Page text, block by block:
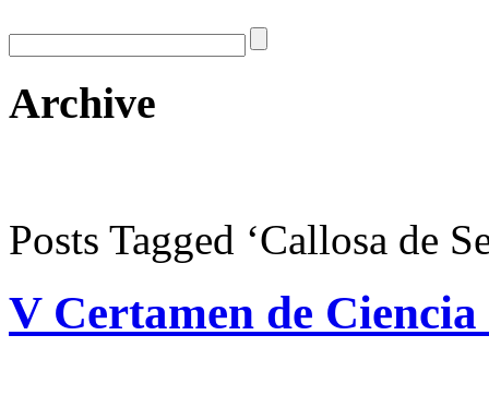
Archive
Posts Tagged ‘Callosa de
V Certamen de